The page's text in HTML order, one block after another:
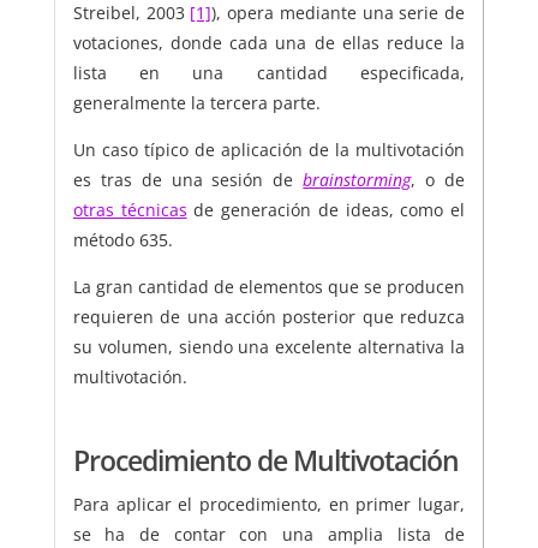
Streibel, 2003 [1]), opera mediante una serie de
votaciones, donde cada una de ellas reduce la
lista en una cantidad especificada,
generalmente la tercera parte.
Un caso típico de aplicación de la multivotación
es tras de una sesión debrainstorming, o de
otras técnicas de generación de ideas, como el
método 635.
La gran cantidad de elementos que se producen
requieren de una acción posterior que reduzca
su volumen, siendo una excelente alternativa la
multivotación.
Procedimiento de Multivotación
Para aplicar el procedimiento, en primer lugar,
se ha de contar con una amplia lista de